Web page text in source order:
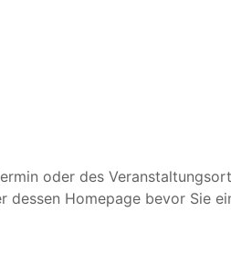
oder des
Homepage bevor Sie